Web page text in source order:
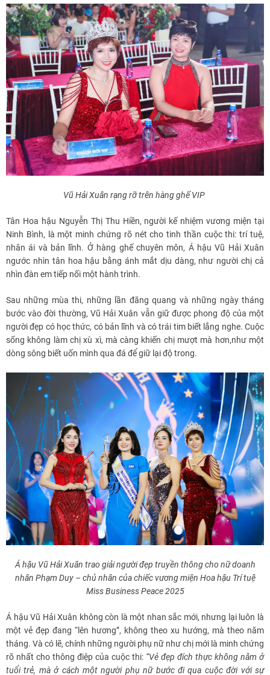
Vũ Hải Xuân rạng rỡ trên hàng ghế VIP
Tân Hoa hậu Nguyễn Thị Thu Hiền, người kế nhiệm vương miện tại
Ninh Bình, là một minh chứng rõ nét cho tinh thần cuộc thi: trí tuệ,
nhân ái và bản lĩnh. Ở hàng ghế chuyên môn, Á hậu Vũ Hải Xuân
ngước nhìn tân hoa hậu bằng ánh mắt dịu dàng, như người chị cả
nhìn đàn em tiếp nối một hành trình.
Sau những mùa thi, những lần đăng quang và những ngày tháng
bước vào đời thường, Vũ Hải Xuân vẫn giữ được phong độ của một
người đẹp có học thức, có bản lĩnh và có trái tim biết lắng nghe. Cuộc
sống không làm chị xù xì, mà càng khiến chị mượt mà hơn,như một
dòng sông biết uốn mình qua đá để giữ lại độ trong.
Á hậu Vũ Hải Xuân trao giải người đẹp truyền thông cho nữ doanh
nhân Phạm Duy – chủ nhân của chiếc vương miện Hoa hậu Trí tuệ
Miss Business Peace 2025
Á hậu Vũ Hải Xuân không còn là một nhan sắc mới, nhưng lại luôn là
một vẻ đẹp đang “lên hương”, không theo xu hướng, mà theo năm
tháng. Và có lẽ, chính những người phụ nữ như chị mới là minh chứng
rõ nhất cho thông điệp của cuộc thi: “Vẻ đẹp đích thực không nằm ở
tuổi trẻ, mà ở cách một người phụ nữ bước đi qua cuộc đời với sự